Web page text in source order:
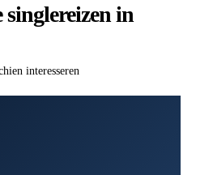
in
interesseren